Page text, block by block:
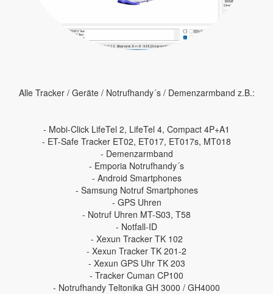
Alle Tracker / Geräte / Notrufhandy´s / Demenzarmband z.B.:
- Mobi-Click LifeTel 2, LifeTel 4, Compact 4P+A1
- ET-Safe Tracker ET02, ET017, ET017s, MT018
- Demenzarmband
- Emporia Notrufhandy´s
- Android Smartphones
- Samsung Notruf Smartphones
- GPS Uhren
- Notruf Uhren MT-S03, T58
- Notfall-ID
- Xexun Tracker TK 102
- Xexun Tracker TK 201-2
- Xexun GPS Uhr TK 203
- Tracker Cuman CP100
- Notrufhandy Teltonika GH 3000 / GH4000